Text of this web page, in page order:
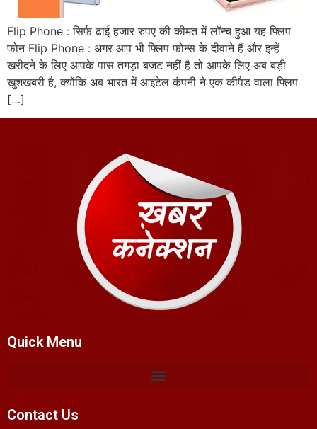
Flip Phone : सिर्फ ढाई हजार रुपए की कीमत में लॉन्च हुआ यह फ्लिप
फोन Flip Phone : अगर आप भी फ्लिप फोन्स के दीवाने हैं और इन्हें
खरीदने के लिए आपके पास तगड़ा बजट नहीं है तो आपके लिए अब बड़ी
खुशखबरी है, क्योंकि अब भारत में आइटेल कंपनी ने एक कीपैड वाला फ्लिप
[…]
Quick Menu
Contact Us